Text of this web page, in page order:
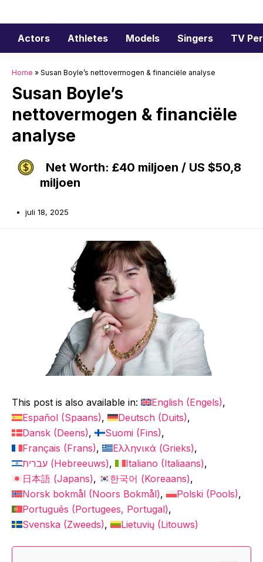
naar
inhoud
Actors Athletes Models Singers TV
Home » Susan Boyle’s nettovermogen & financiële analyse
Susan Boyle’s
nettovermogen & financiële
analyse
Net Worth: £40 miljoen / US $50,8
miljoen
juli 18, 2025
This post is also available in: English (Engels)
Español (Spaans) Deutsch (Duits)
Dansk (Deens) Suomi (Fins)
Français (Frans) Ελληνικά (Grieks)
עברית (Hebreeuws) Italiano (Italiaans)
日本語 (Japans) 한국어 (Koreaans)
Norsk bokmål (Noors Bokmål) Polski (Pools)
Português (Portugees, Portugal)
Svenska (Zweeds) Lietuvių (Litouws)